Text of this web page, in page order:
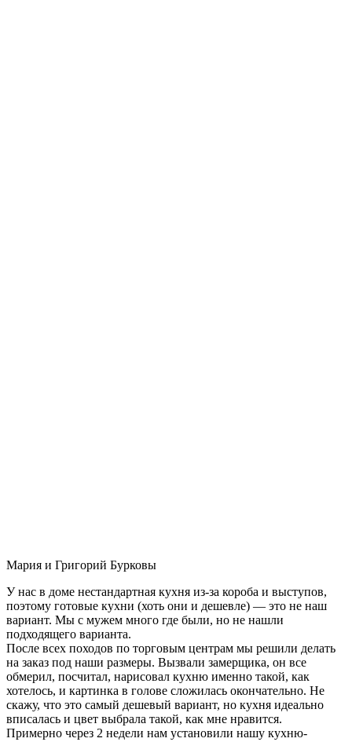
Мария и Григорий Бурковы
У нас в доме нестандартная кухня из-за короба и выступов,
поэтому готовые кухни (хоть они и дешевле) — это не наш
вариант. Мы с мужем много где были, но не нашли
подходящего варианта.
После всех походов по торговым центрам мы решили делать
на заказ под наши размеры. Вызвали замерщика, он все
обмерил, посчитал, нарисовал кухню именно такой, как
хотелось, и картинка в голове сложилась окончательно. Не
скажу, что это самый дешевый вариант, но кухня идеально
вписалась и цвет выбрала такой, как мне нравится.
Примерно через 2 недели нам установили нашу кухню-